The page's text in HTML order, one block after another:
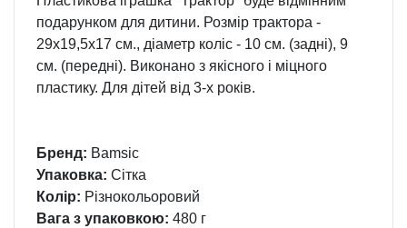
подарунком для дитини. Розмір трактора -
29х19,5х17 см., діаметр коліс - 10 см. (задні), 9
см. (передні). Виконано з якісного і міцного
пластику. Для дітей від 3-х років.
Бренд: Bamsic
Упаковка: Сітка
Колір: Різнокольоровий
Вага з упаковкою: 480 г